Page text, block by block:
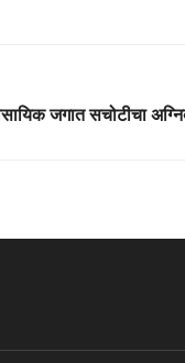
जगात सचोटीचा